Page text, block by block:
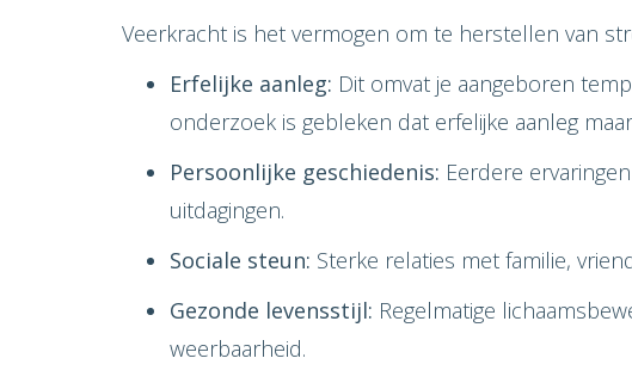
Veerkracht is het vermogen om te herstellen van
Erfelijke aanleg: Dit omvat je aangeboren
onderzoek is gebleken dat erfelijke aanleg
Persoonlijke geschiedenis: Eerdere
uitdagingen.
Sociale steun: Sterke relaties met familie,
Gezonde levensstijl: Regelmatige
weerbaarheid.